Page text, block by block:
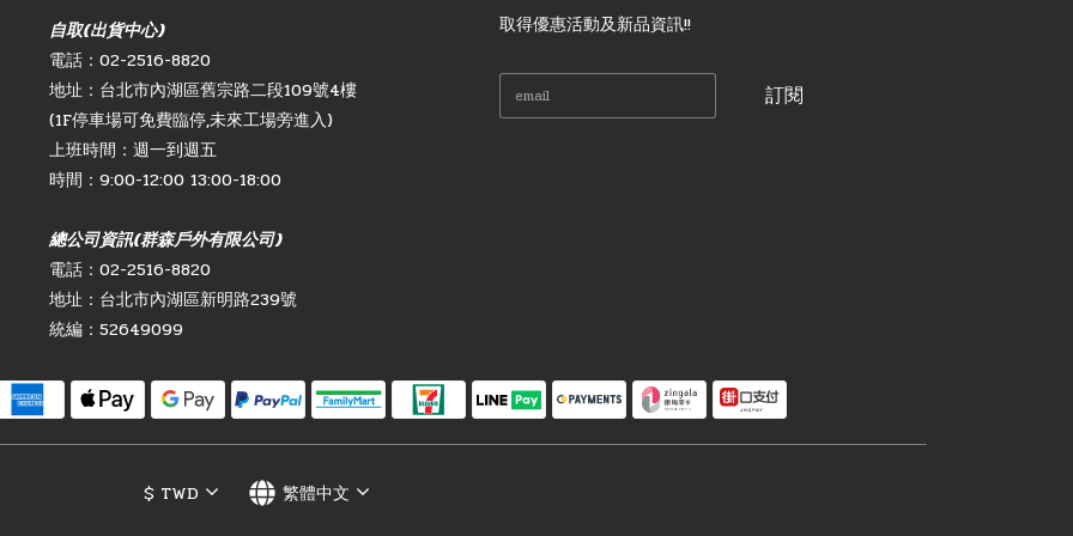
自取(出貨中心)
電話：02-2516-8820
地址：台北市內湖區舊宗路二段109號4樓
(1F停車場可免費臨停,未來工場旁進入)
上班時間：週一到週五
時間：9:00-12:00 13:00-18:00
總公司資訊(群森戶外有限公司)
電話：02-2516-8820
地址：台北市內湖區新明路239號
統編：52649099
取得優惠活動及新品資訊!!
訂閱
$ TWD 繁體中文